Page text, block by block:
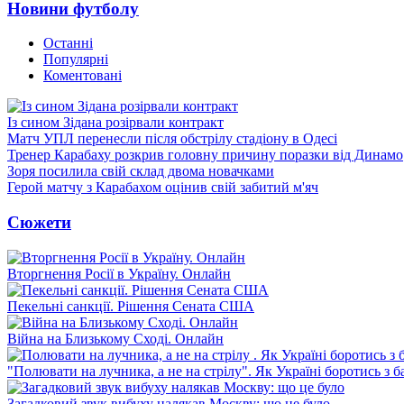
Новини футболу
Останні
Популярні
Коментовані
Із сином Зідана розірвали контракт
Матч УПЛ перенесли після обстрілу стадіону в Одесі
Тренер Карабаху розкрив головну причину поразки від Динамо
Зоря посилила свій склад двома новачками
Герой матчу з Карабахом оцінив свій забитий м'яч
Сюжети
Вторгнення Росії в Україну. Онлайн
Пекельні санкції. Рішення Сената США
Війна на Близькому Сході. Онлайн
"Полювати на лучника, а не на стрілу". Як Україні боротись з